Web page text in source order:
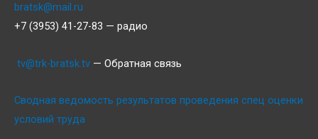
bratsk@mail.ru
+7 (3953) 41-27-83 — радио
tv@trk-bratsk.tv — Обратная связь
Сводная ведомость результатов проведения спец оценки
условий труда